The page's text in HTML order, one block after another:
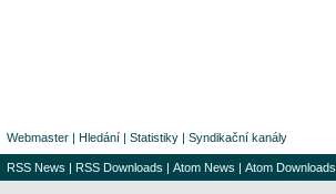
Webmaster | Hledání | Statistiky | Syndikační kanály
RSS News | RSS Downloads | Atom News | Atom Downloads